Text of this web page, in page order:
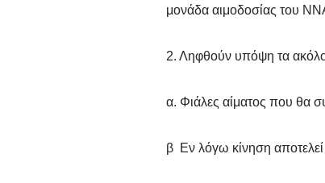
μονάδα αιμοδοσίας του
2. Ληφθούν υπόψη τα
α. Φιάλες αίματος που θα
β Εν λόγω κίνηση